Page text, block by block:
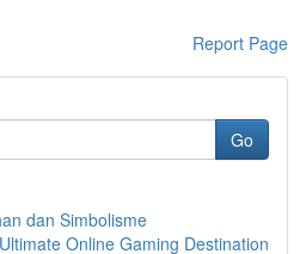
Report Page
Go
dan Simbolisme
Online Gaming Destination